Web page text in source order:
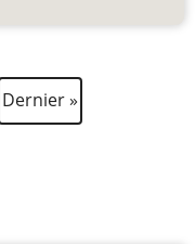
Dernière
page
Dernier »